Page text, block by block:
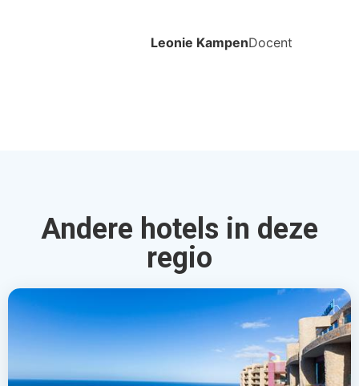
Leonie KampenDocent
Andere hotels in deze
regio